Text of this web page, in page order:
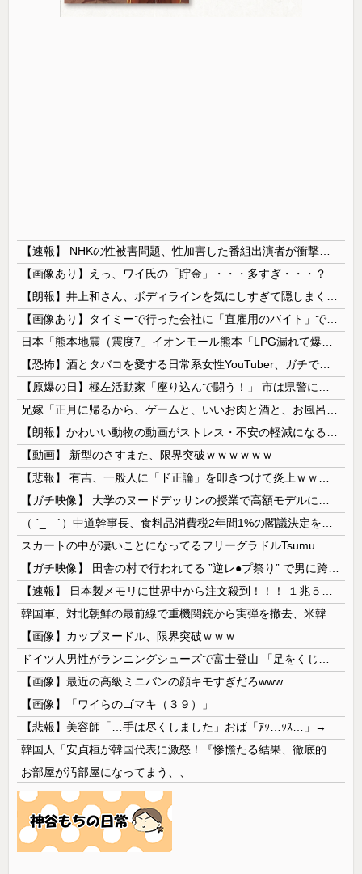
【画像あり】えっ、ワイ氏の「貯金」・・・多すぎ・・・？
【動画】 新型のさすまた、限界突破ｗｗｗｗｗｗ
スカートの中が凄いことになってるフリーグラドルTsumu
【画像】カップヌードル、限界突破ｗｗｗ
【画像】最近の高級ミニバンの顔キモすぎだろwww
【画像】「ワイらのゴマキ（３９）」
【悲報】美容師「…手は尽くしました」おば「ｱｯ…ｯｽ…」→
お部屋が汚部屋になってまう、、